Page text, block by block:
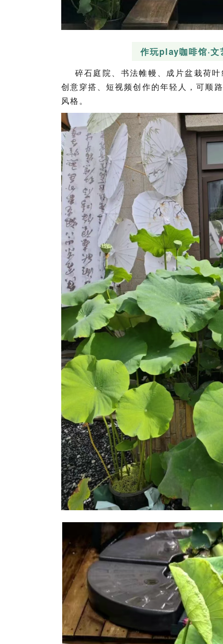
作玩play咖啡馆·
碎石庭院、书法帷幔、成片盆栽荷
创意穿搭、短视频创作的年轻人，可顺
风格。